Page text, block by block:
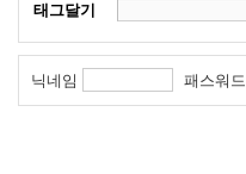
태그달기
닉네임 패스워드